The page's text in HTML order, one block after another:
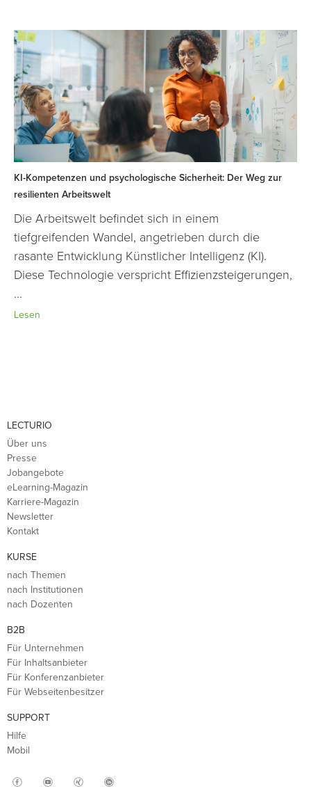
KI-Kompetenzen und psychologische Sicherheit: Der Weg zur
resilienten Arbeitswelt
Die Arbeitswelt befindet sich in einem
tiefgreifenden Wandel, angetrieben durch die
rasante Entwicklung Künstlicher Intelligenz (KI).
Diese Technologie verspricht Effizienzsteigerungen,
...
Lesen
LECTURIO
Über uns
Presse
Jobangebote
eLearning-Magazin
Karriere-Magazin
Newsletter
Kontakt
KURSE
nach Themen
nach Institutionen
nach Dozenten
B2B
Für Unternehmen
Für Inhaltsanbieter
Für Konferenzanbieter
Für Webseitenbesitzer
SUPPORT
Hilfe
Mobil